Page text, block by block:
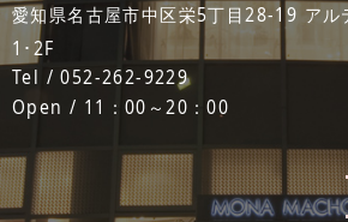
愛知県名古屋市中区栄5丁目28-19 アル
1･2F
Tel / 052-262-9229
Open / 11：00～20：00